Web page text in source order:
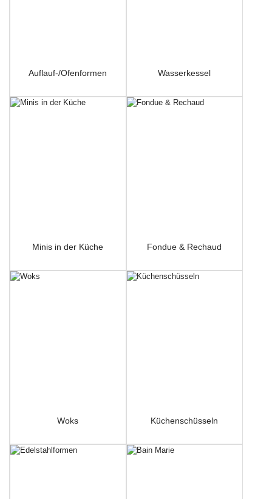
Auflauf-/Ofenformen Wasserkessel
Minis in der Küche Fondue & Rechaud
Woks Küchenschüsseln